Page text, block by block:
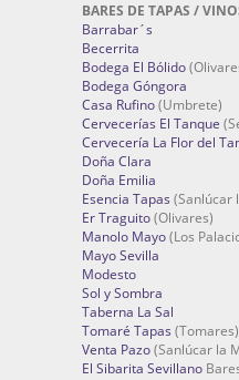
BARES DE TAPAS /
Barrabar´s
Becerrita
Bodega El Bólido
Bodega Góngora
Casa Rufino(Umbrete)
Cervecerías El Tanque
Cervecería La Flor del
Doña Clara
Doña Emilia
Esencia Tapas (Sanlúcar
Er Traguito(Olivares)
Manolo Mayo(Los
Mayo Sevilla
Modesto
Sol y Sombra
Taberna La Sal
Tomaré Tapas (Tomares)
Venta Pazo(Sanlúcar la
El Sibarita Sevillano